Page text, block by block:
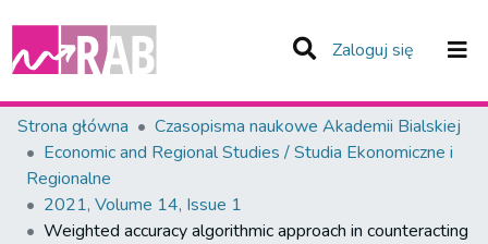
Zaloguj się (current)
Zespoły i Kolekcje
Statystyka
Całe Repozytorium
Strona główna
Czasopisma naukowe Akademii Bialskiej
Economic and Regional Studies / Studia Ekonomiczne i
Regionalne
2021, Volume 14, Issue 1
Weighted accuracy algorithmic approach in counteracting